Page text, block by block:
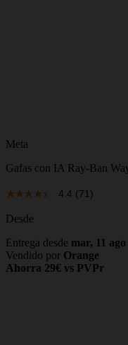
Meta
Gafas con IA Ray-Ban
4.4 (71)
Desde
Entrega desde mar, 11 ago
Vendido por Orange
Ahorra 29€ vs PVPr